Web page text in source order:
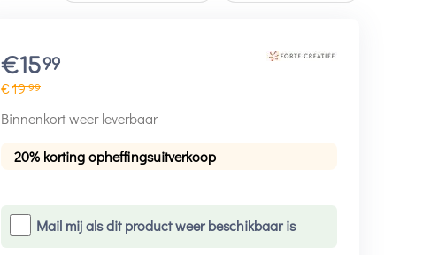
€1599
€1999
Binnenkort weer leverbaar
20% korting opheffingsuitverkoop
Mail mij als dit product weer beschikbaar is